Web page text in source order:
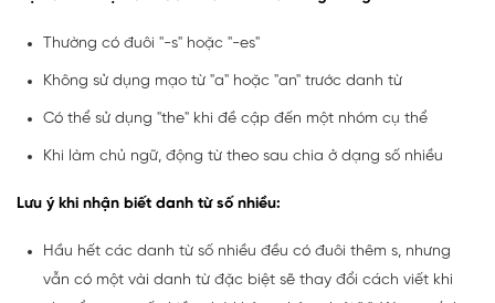
Thường có đuôi "-s" hoặc "-es"
Không sử dụng mạo từ "a" hoặc "an" trước danh từ
Có thể sử dụng "the" khi đề cập đến một nhóm cụ thể
Khi làm chủ ngữ, động từ theo sau chia ở dạng số nhiều
Lưu ý khi nhận biết danh từ số nhiều:
Hầu hết các danh từ số nhiều đều có đuôi thêm s, nhưng
vẫn có một vài danh từ đặc biệt sẽ thay đổi cách viết khi